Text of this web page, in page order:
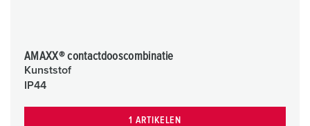
AMAXX® contactdooscombinatie
Kunststof
IP44
1 ARTIKELEN